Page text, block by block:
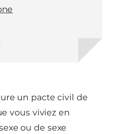
un pacte civil de
vous viviez en
ou de sexe